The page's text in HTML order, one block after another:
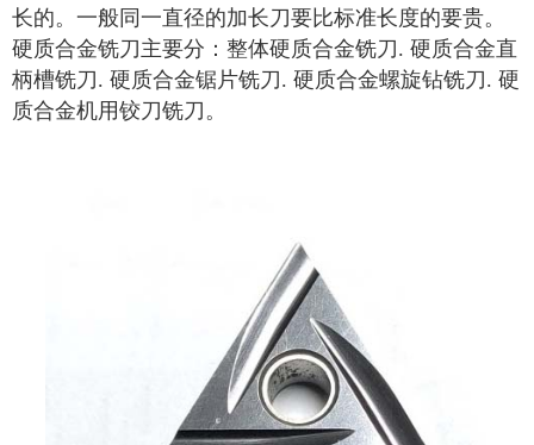
长的。一般同一直径的加长刀要比标准长度的要贵。
硬质合金铣刀主要分：整体硬质合金铣刀. 硬质合金直
柄槽铣刀. 硬质合金锯片铣刀. 硬质合金螺旋钻铣刀. 硬
质合金机用铰刀铣刀。